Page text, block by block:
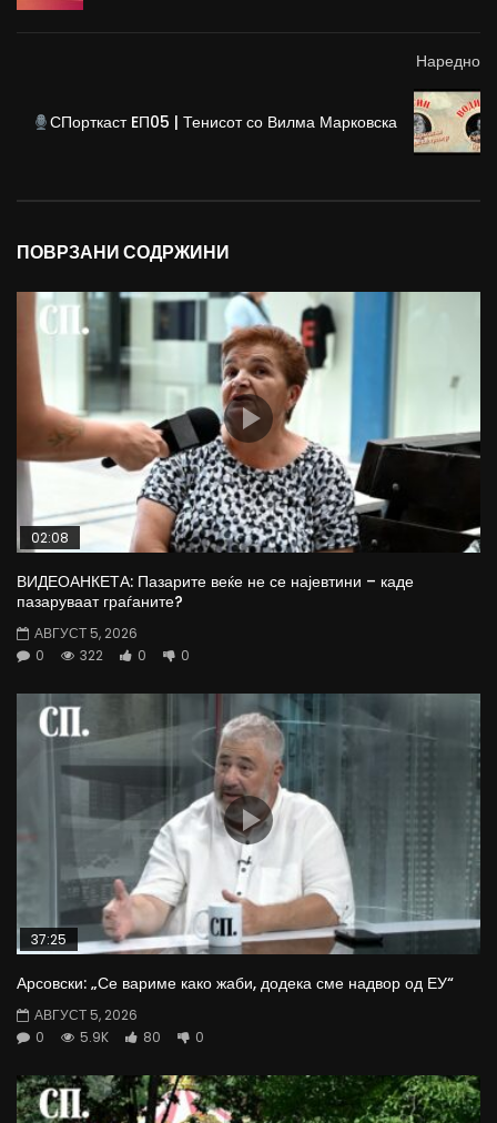
Наредно
СПорткаст EП05 | Тенисот со Вилма Марковска
ПОВРЗАНИ СОДРЖИНИ
02:08
ВИДЕОАНКЕТА: Пазарите веќе не се најевтини – каде
пазаруваат граѓаните?
АВГУСТ 5, 2026
0
322 0 0
37:25
Арсовски: „Се вариме како жаби, додека сме надвор од ЕУ“
АВГУСТ 5, 2026
0
5.9K 80 0